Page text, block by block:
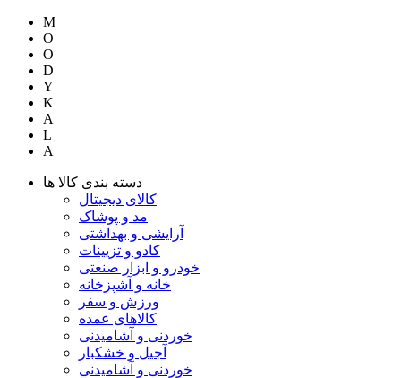
M
O
O
D
Y
K
A
L
A
دسته بندی کالا ها
کالای دیجیتال
مد و پوشاک
آرایشی و بهداشتی
کادو و تزیینات
خودرو و ابزار صنعتی
خانه و آشپزخانه
ورزش و سفر
کالاهای عمده
خوردنی و آشامیدنی
آجیل و خشکبار
خوردنی و آشامیدنی